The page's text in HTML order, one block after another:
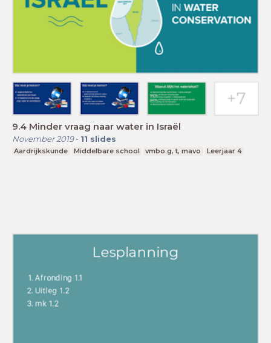
9.4 Minder vraag naar water in Israël
November 2019- 11 slides
Aardrijkskunde Middelbare school vmbo g, t, mavo Leerjaar 4